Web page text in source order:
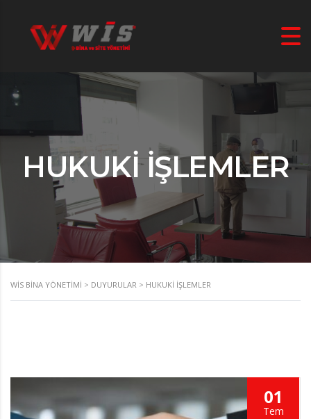
HUKUKI İŞLEMLER
WIS BINA YÖNETIMI > DUYURULAR > HUKUKI İŞLEMLER
01
Tem